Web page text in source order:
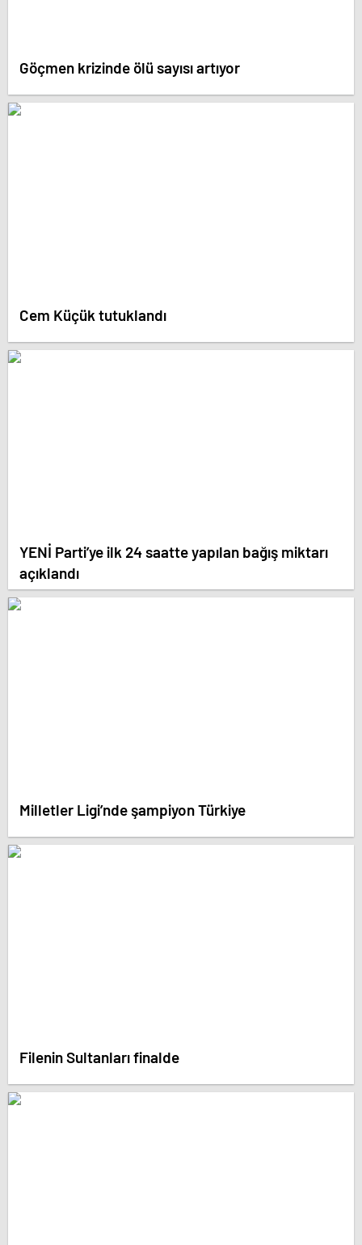
Göçmen krizinde ölü sayısı artıyor
Cem Küçük tutuklandı
YENİ Parti’ye ilk 24 saatte yapılan bağış miktarı
açıklandı
Milletler Ligi’nde şampiyon Türkiye
Filenin Sultanları finalde